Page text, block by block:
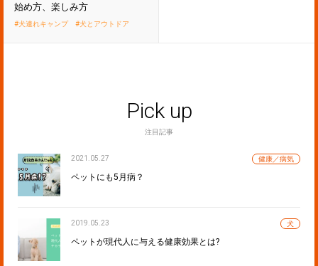
始め方、楽しみ方
犬連れキャンプ 犬とアウトドア
Pick up
注目記事
2021.05.27 健康／病気
ペットにも5月病？
2019.05.23 犬
ペットが現代人に与える健康効果とは?